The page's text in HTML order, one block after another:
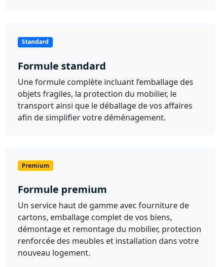
Standard
Formule standard
Une formule complète incluant l’emballage des
objets fragiles, la protection du mobilier, le
transport ainsi que le déballage de vos affaires
afin de simplifier votre déménagement.
Premium
Formule premium
Un service haut de gamme avec fourniture de
cartons, emballage complet de vos biens,
démontage et remontage du mobilier, protection
renforcée des meubles et installation dans votre
nouveau logement.